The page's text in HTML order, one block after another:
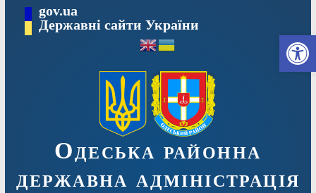
Перейтиgov.ua
Державні сайти України
Одеська районна
державна адміністрація